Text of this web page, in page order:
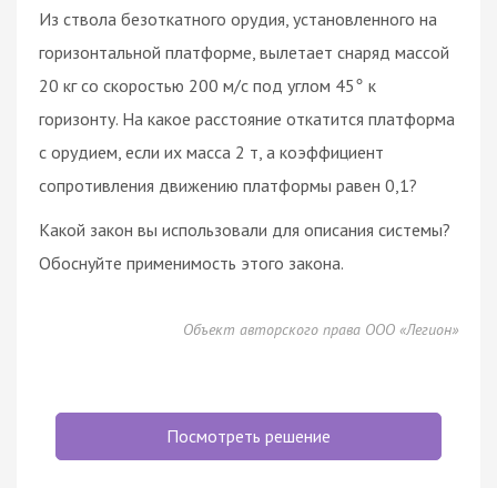
Из ствола безоткатного орудия, установленного на
горизонтальной платформе, вылетает снаряд массой
20 кг со скоростью 200 м/с под углом 45° к
горизонту. На какое расстояние откатится платформа
с орудием, если их масса 2 т, а коэффициент
сопротивления движению платформы равен 0,1?
Какой закон вы использовали для описания системы?
Обоснуйте применимость этого закона.
Объект авторского права ООО «Легион»
Посмотреть решение